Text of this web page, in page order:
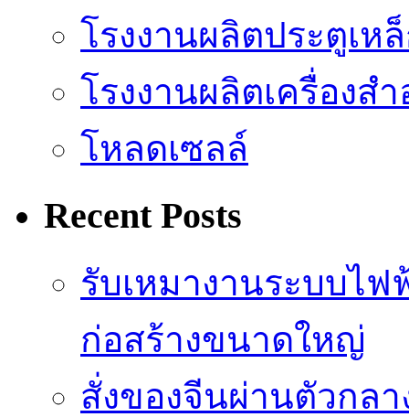
โรงงานผลิตประตูเห
โรงงานผลิตเครื่องสำ
โหลดเซลล์
Recent Posts
รับเหมางานระบบไ
ก่อสร้างขนาดใหญ่
สั่งของจีนผ่านตัวกลา